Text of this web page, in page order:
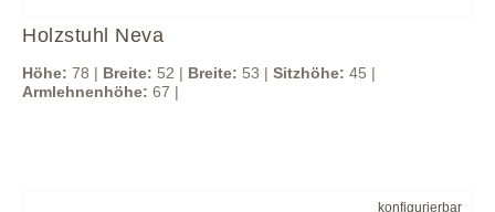
Holzstuhl Neva
Höhe: 78 | Breite: 52 | Breite: 53 | Sitzhöhe: 45 |
Armlehnenhöhe: 67 |
konfigurierbar